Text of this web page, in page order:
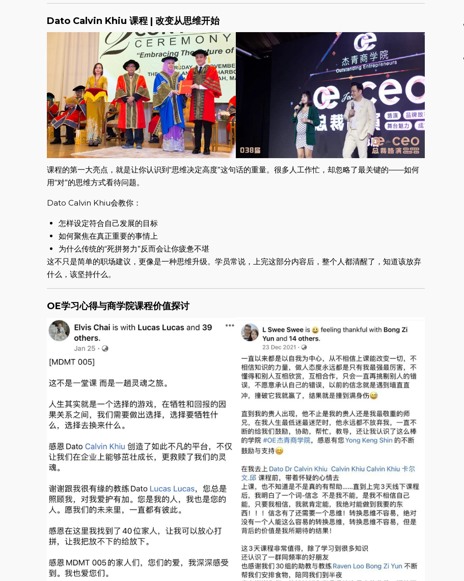
Dato Calvin Khiu 课程 | 改变从思维开始
课程的第一大亮点，就是让你认识到“思维决定高度”这句话的重量。很多人工作忙，却忽略了最关键的——如何
用“对”的思维方式看待问题。
Dato Calvin Khiu会教你：
怎样设定符合自己发展的目标
如何聚焦在真正重要的事情上
为什么传统的“死拼努力”反而会让你疲惫不堪
这不只是简单的职场建议，更像是一种思维升级。学员常说，上完这部分内容后，整个人都清醒了，知道该放弃
什么，该坚持什么。
OE学习心得与商学院课程价值探讨